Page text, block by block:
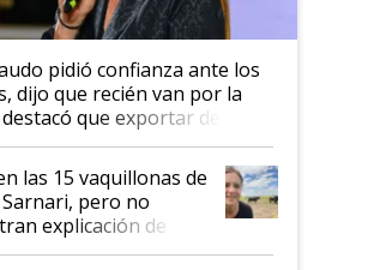
pidió confianza ante los
dijo que recién van por la
que exportar dejó de
unos pocos": "Tenemos un
muy claro del gobierno
las 15 vaquillonas de
pero no
explicación de
allí